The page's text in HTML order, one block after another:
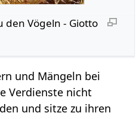
den Vögeln - Giotto
und Mängeln bei
Verdienste nicht
und sitze zu ihren